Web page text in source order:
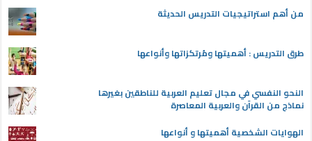
من أهم استراتيجيات التدريس الحديثة
طرق التدريس : أهميتها ومُرتكزاتها وأنواعها
النحو النفسي في مجال تعليم العربية للناطقين بغيرها
نماذج من القرآن والعربية المعاصرة
الهوايات الشخصية أهميتها و أنواعها